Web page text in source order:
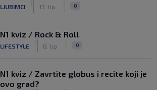
LJUBIMCI 13. lip. 0
N1 kviz / Rock & Roll
LIFESTYLE 8. lip. 0
N1 kviz / Zavrtite globus i recite koji je
ovo grad?